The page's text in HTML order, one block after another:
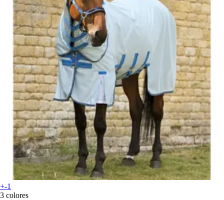
+-1
3 colores